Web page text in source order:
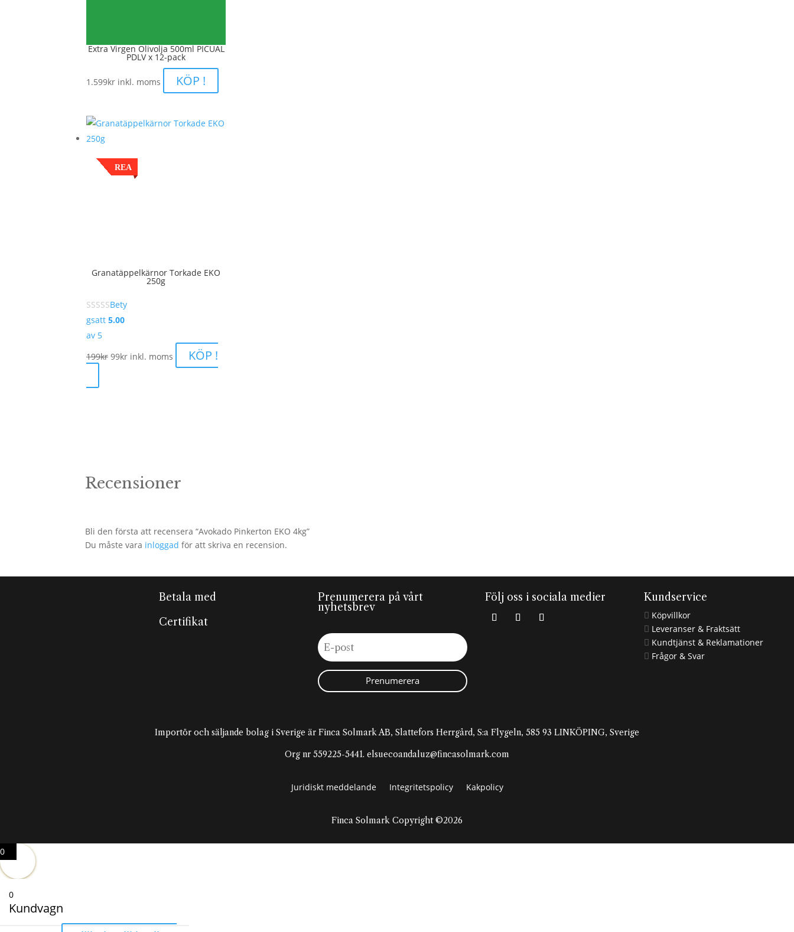
Extra Virgen Olivolja 500ml PICUAL
PDLV x 12-pack
1.599kr inkl. moms KÖP !
REA
Granatäppelkärnor Torkade EKO
250g
Bety
gsatt 5.00
av 5
199kr Det
99krDet
inkl. moms KÖP !
Recensioner
Bli den första att recensera “Avokado Pinkerton EKO 4kg”
Du måste vara inloggad för att skriva en recension.
Betala med
Certifikat
Prenumerera på vårt
nyhetsbrev
Prenumerera
Följ oss i sociala medier Kundservice
 Köpvillkor
 Leveranser & Fraktsätt
 Kundtjänst & Reklamationer
 Frågor & Svar
Importör och säljande bolag i Sverige är Finca Solmark AB, Slattefors Herrgård, S:a Flygeln, 585 93 LINKÖPING, Sverige
Org nr 559225-5441. elsuecoandaluz@fincasolmark.com
Juridiskt meddelande Integritetspolicy Kakpolicy
Finca Solmark Copyright ©2026
0
0
Kundvagn